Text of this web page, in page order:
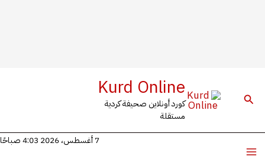
البحث Kurd Online
كورد أونلاين صحيفة كردية
مستقلة
7 أغسطس، 2026 4:03 صباحًا